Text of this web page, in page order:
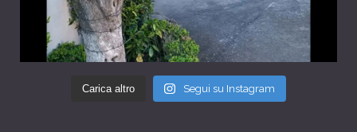
Carica altro Segui su Instagram